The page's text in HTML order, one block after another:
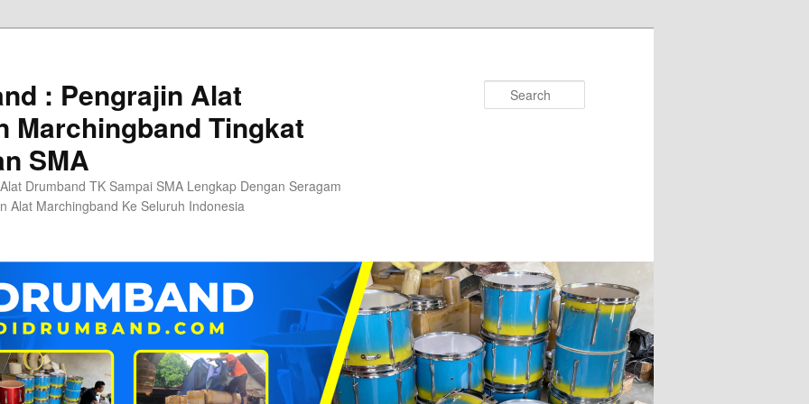
: Pengrajin Alat
Marchingband Tingkat
SMA
Drumband TK Sampai SMA Lengkap Dengan Seragam
Alat Marchingband Ke Seluruh Indonesia